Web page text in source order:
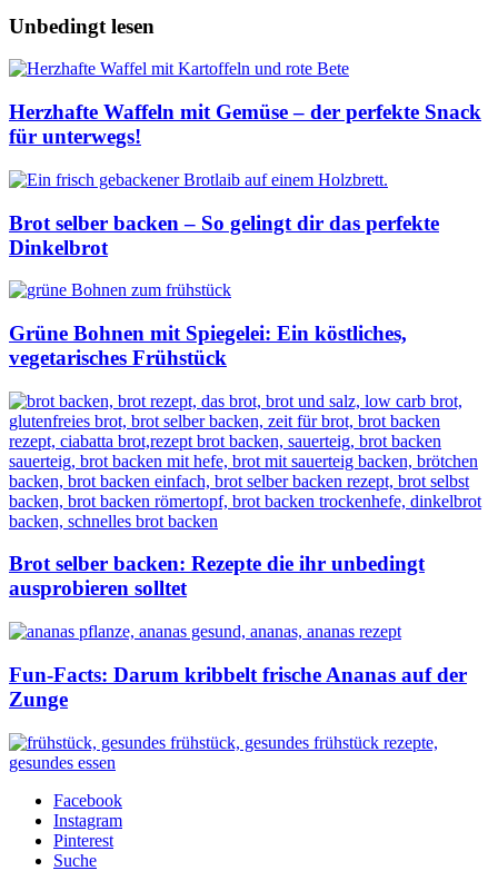
Unbedingt lesen
Herzhafte Waffeln mit Gemüse – der perfekte Snack
für unterwegs!
Brot selber backen – So gelingt dir das perfekte
Dinkelbrot
Grüne Bohnen mit Spiegelei: Ein köstliches,
vegetarisches Frühstück
Brot selber backen: Rezepte die ihr unbedingt
ausprobieren solltet
Fun-Facts: Darum kribbelt frische Ananas auf der
Zunge
Facebook
Instagram
Pinterest
Suche